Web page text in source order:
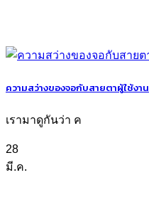
ความสว่างของจอกับสายตาผู้ใช้งาน
เรามาดูกันว่า ค
28
มี.ค.